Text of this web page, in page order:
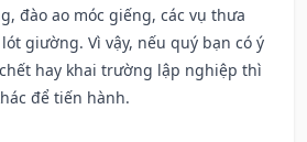
đào ao móc giếng, các vụ thưa
giường. Vì vậy, nếu quý bạn có ý
hay khai trường lập nghiệp thì
để tiến hành.